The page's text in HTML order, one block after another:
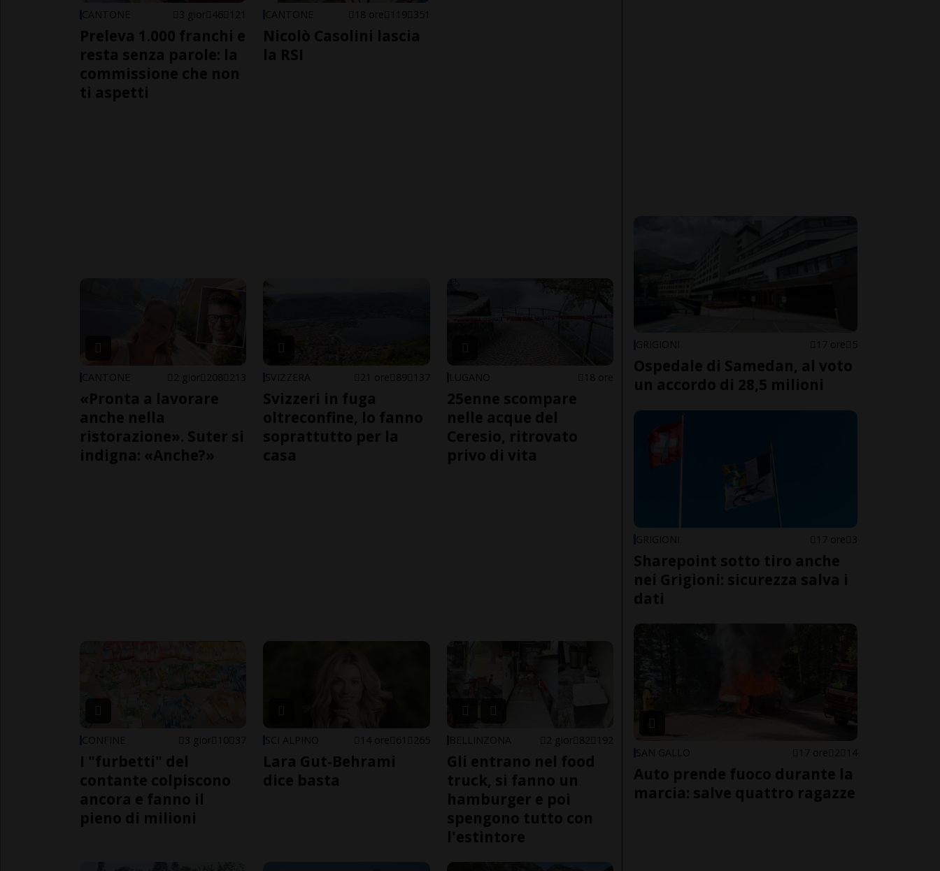
CANTONE 3 gior 46 121
Preleva 1.000 franchi e
resta senza parole: la
commissione che non
ti aspetti
CANTONE 18 ore 119 351
Nicolò Casolini lascia
la RSI
CANTONE 2 gior 208 213
«Pronta a lavorare
anche nella
ristorazione». Suter si
indigna: «Anche?»
SVIZZERA 21 ore 89 137
Svizzeri in fuga
oltreconfine, lo fanno
soprattutto per la
casa
LUGANO 18 ore
25enne scompare
nelle acque del
Ceresio, ritrovato
privo di vita
CONFINE 3 gior 10 37
I "furbetti" del
contante colpiscono
ancora e fanno il
pieno di milioni
SCI ALPINO 14 ore 61 265
Lara Gut-Behrami
dice basta
BELLINZONA 2 gior 82 192
Gli entrano nel food
truck, si fanno un
hamburger e poi
spengono tutto con
l'estintore
GRIGIONI 17 ore 5
Ospedale di Samedan, al voto
un accordo di 28,5 milioni
GRIGIONI 17 ore 3
Sharepoint sotto tiro anche
nei Grigioni: sicurezza salva i
dati
SAN GALLO 17 ore 2 14
Auto prende fuoco durante la
marcia: salve quattro ragazze